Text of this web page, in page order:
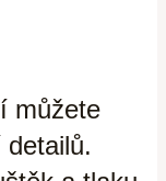
můžete